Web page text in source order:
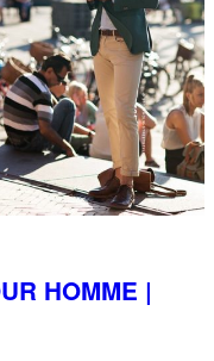
HOMME |